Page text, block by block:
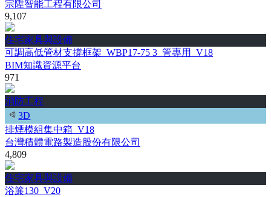
宗陞智能工程有限公司
9,107
住宅家具與設備
可調高低管材支撐框架_WBP17-75 3_管專用_V18
BIM知識資源平台
971
消防工程
3D
排煙模組集中箱_V18
台灣積體電路製造股份有限公司
4,809
住宅家具與設備
浴簾130_V20